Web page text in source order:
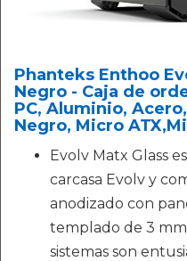
Phanteks Enthoo
Negro - Caja de
PC, Aluminio,
Negro, Micro
Evolv Matx Glass
carcasa Evolv y
anodizado con
templado de 3
sistemas son